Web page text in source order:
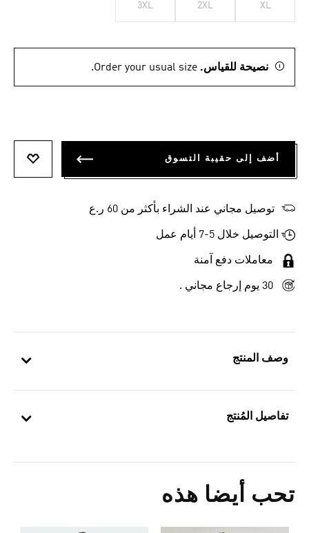
وصف المنتج
تفاصيل المُنتج
تحب أيضا هذه
XL
2XL
3XL
نصيحة للقياس. Order your usual size.
أضف إلى حقيبة التسوق
توصيل مجاني عند الشراء بأكثر من 60 ر.ع
التوصيل خلال 5-7 أيام عمل
معاملات دفع آمنة